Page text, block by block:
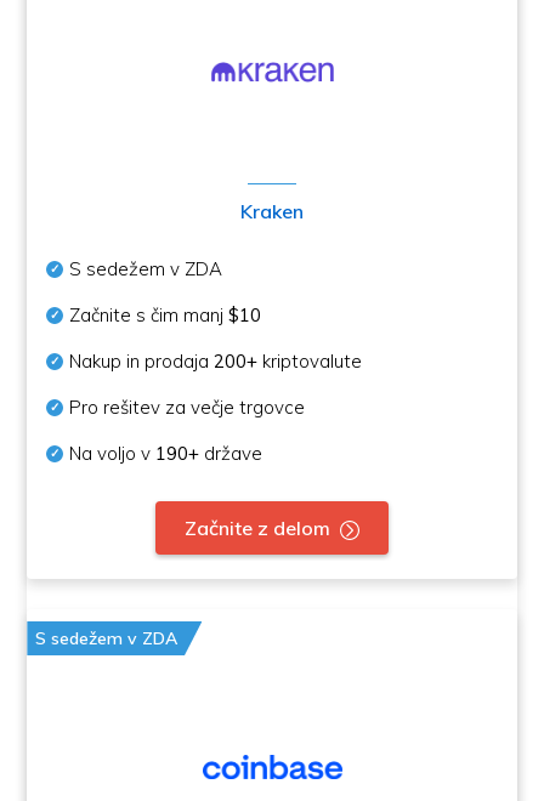
Kraken
S sedežem v ZDA
Začnite s čim manj$10
Nakup in prodaja200+ kriptovalute
Pro rešitev za večje trgovce
Na voljo v 190+ države
Začnite z delom
S sedežem v ZDA